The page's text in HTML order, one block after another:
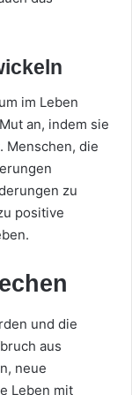
im Leben
an, indem sie
Menschen, die
zu
positive
und die
aus
neue
Leben mit